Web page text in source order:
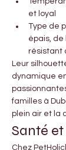
et loyal
Type de
épais, de
résistant
Leur
dynamique
familles à
plein air et la
Santé
Chez